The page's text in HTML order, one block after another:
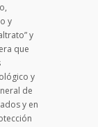
y
y
que
y
de
y en